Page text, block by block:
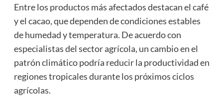
Entre los productos más afectados destacan el café
y el cacao, que dependen de condiciones estables
de humedad y temperatura. De acuerdo con
especialistas del sector agrícola, un cambio en el
patrón climático podría reducir la productividad en
regiones tropicales durante los próximos ciclos
agrícolas.